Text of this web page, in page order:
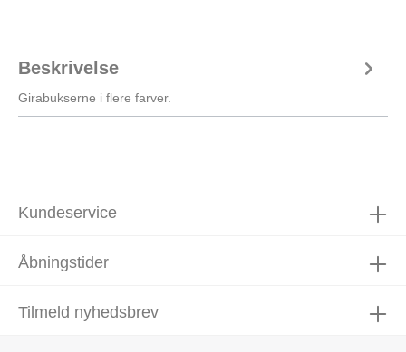
Beskrivelse
Girabukserne i flere farver.
Tilmeld nyhedsbrev
Åbningstider
Kundeservice